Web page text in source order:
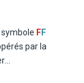
supplément.
FF
par la